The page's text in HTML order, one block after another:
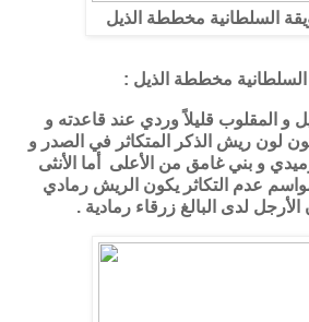
مخططة الذيل :
و المقلوب قليلاً وردي عند قاعدته و
لون ريش الذكر المتكاثر في الصدر و
و بني غامق من الأعلى أما الأنثى
عدم التكاثر يكون الريش رمادي
لدى البالغ زرقاء رمادية .